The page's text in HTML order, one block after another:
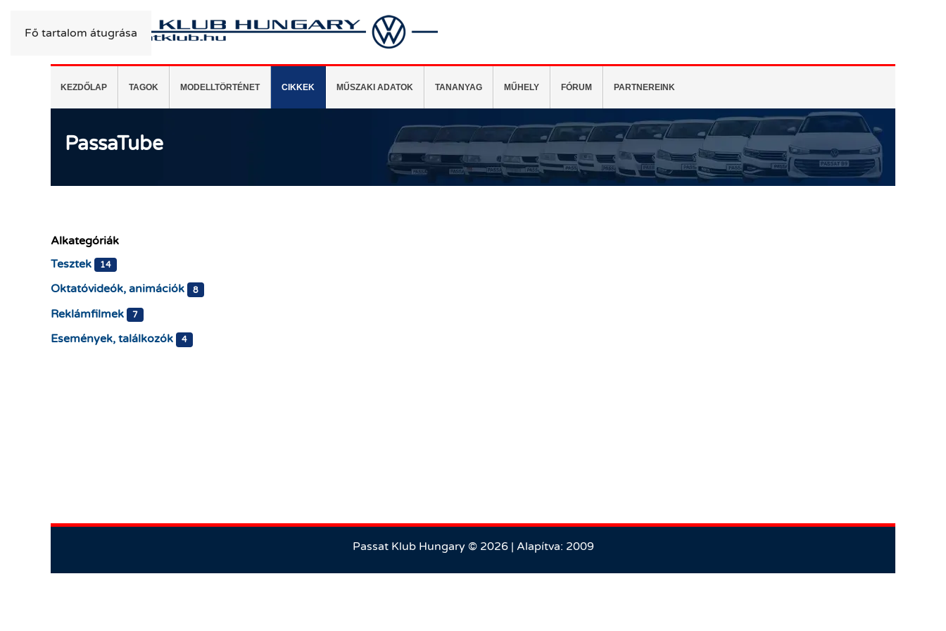
Fő tartalom átugrása
KEZDŐLAP TAGOK MODELLTÖRTÉNET CIKKEK MŰSZAKI ADATOK TANANYAG MŰHELY FÓRUM PARTNEREINK
PassaTube
Alkategóriák
Tesztek
14
Oktatóvideók, animációk 8
Reklámfilmek 7
Események, találkozók 4
Passat Klub Hungary © 2026 | Alapítva: 2009